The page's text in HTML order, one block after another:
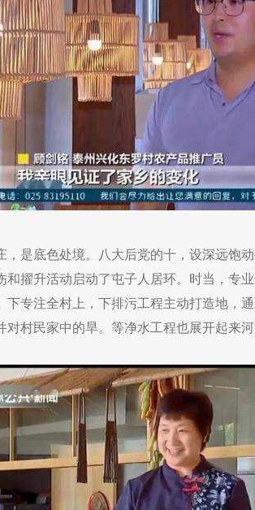
是底色处境。八大后党的十，设深远饱动
和擢升活动启动了屯子人居环。时当，专
下专注全村上，下排污工程主动打造地，
对村民家中的旱。等净水工程也展开起来